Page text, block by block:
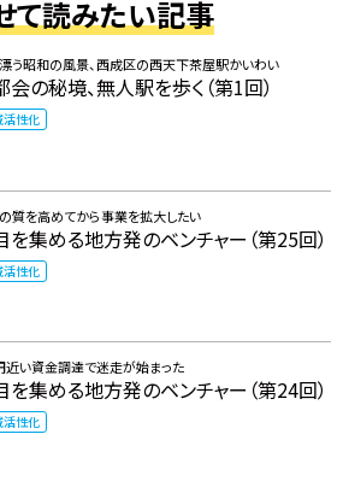
て読みたい記事
う昭和の風景、西成区の西天下茶屋駅かいわい
会の秘境、無人駅を歩く（第1回）
活性化
質を高めてから事業を拡大したい
を集める地方発のベンチャー（第25回）
活性化
近い資金調達で迷走が始まった
を集める地方発のベンチャー（第24回）
活性化